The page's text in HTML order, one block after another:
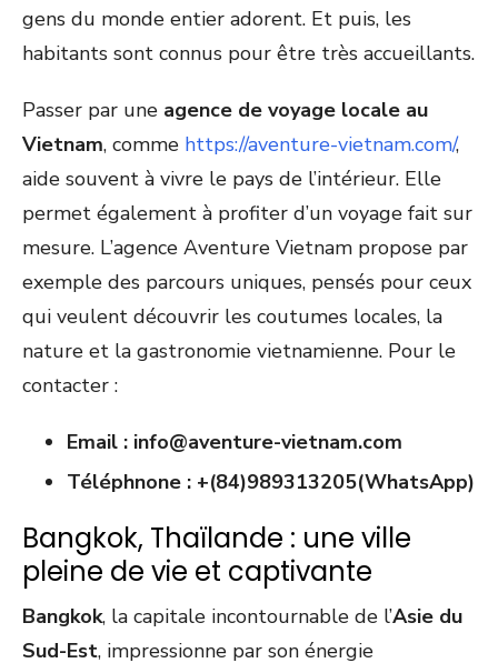
gens du monde entier adorent. Et puis, les
habitants sont connus pour être très accueillants.
Passer par une agence de voyage locale au
Vietnam, comme https://aventure-vietnam.com/,
aide souvent à vivre le pays de l’intérieur. Elle
permet également à profiter d’un voyage fait sur
mesure. L’agence Aventure Vietnam propose par
exemple des parcours uniques, pensés pour ceux
qui veulent découvrir les coutumes locales, la
nature et la gastronomie vietnamienne. Pour le
contacter :
Email : info@aventure-vietnam.com
Téléphnone : +(84)989313205(WhatsApp)
Bangkok, Thaïlande : une ville
pleine de vie et captivante
Bangkok, la capitale incontournable de l’Asie du
Sud-Est, impressionne par son énergie